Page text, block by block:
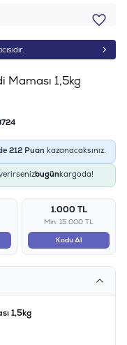
Maması 1,5kg
212 Puan kazanacaksınız.
bugünkargoda!
1.000 TL
Min: 15.000 TL
Kodu Al
1,5kg